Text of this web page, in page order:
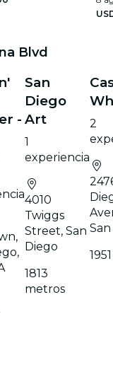
Blvd
-
San
Diego
Art
1
experiencia
4010
Twiggs
Street, San
Diego
1813
metros
2